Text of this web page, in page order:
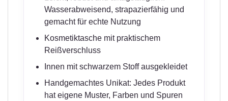
Wasserabweisend, strapazierfähig und
gemacht für echte Nutzung
Kosmetiktasche mit praktischem
Reißverschluss
Innen mit schwarzem Stoff ausgekleidet
Handgemachtes Unikat: Jedes Produkt
hat eigene Muster, Farben und Spuren